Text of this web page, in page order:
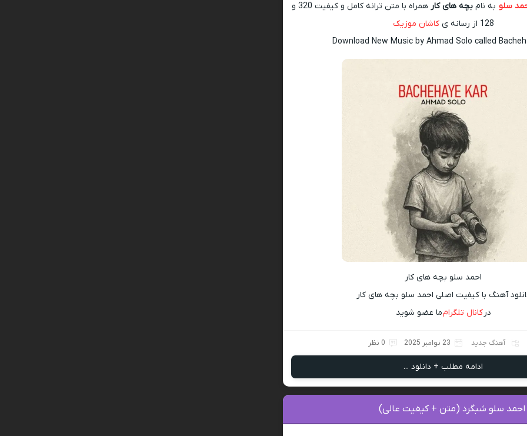
سلو به نامبچه های کار
همراه با متن ترانه کامل و کیفیت 320 و
128 از رسانه ی
کاشان موزیک
Download New Music by Ahmad Solo called
احمد سلو بچه های کار
آهنگ با کیفیت اصلی احمد سلو بچه های کار
درکانال تلگرامما عضو شوید
آهنگ جدید 23 نوامبر 2025 0 نظر
ادامه مطلب + دانلود ...
احمد سلو شبگرد (متن + کیفیت عالی)